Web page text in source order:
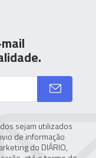
sejam utilizados
de informação
do DIÁRIO,